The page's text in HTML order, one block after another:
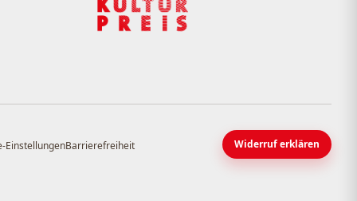
EinstellungenBarrierefreiheit Widerruf erklären